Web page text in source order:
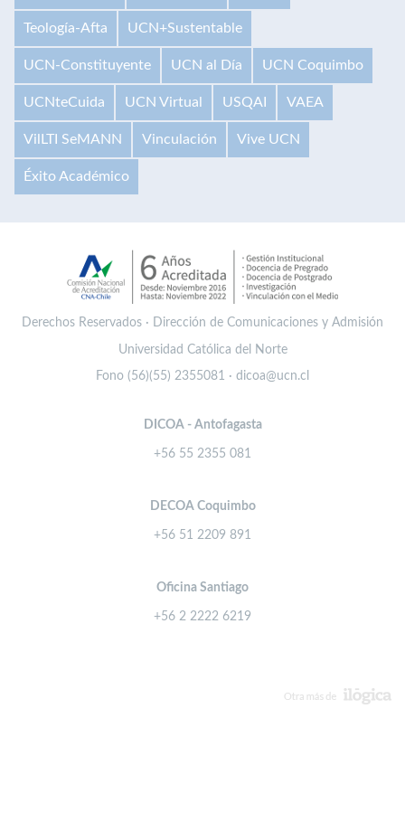
Teología-Afta UCN+Sustentable
UCN-Constituyente UCN al Día UCN Coquimbo
UCNteCuida UCN Virtual USQAI VAEA
VilLTI SeMANN Vinculación Vive UCN
Éxito Académico
Derechos Reservados · Dirección de Comunicaciones y Admisión
Universidad Católica del Norte
Fono (56)(55) 2355081 · dicoa@ucn.cl
DICOA - Antofagasta
+56 55 2355 081
DECOA Coquimbo
+56 51 2209 891
Oficina Santiago
+56 2 2222 6219